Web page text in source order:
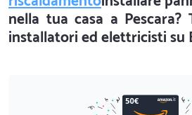
nella tua casa a
installatori ed elettricisti su